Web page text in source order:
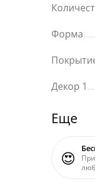
Форма
Декор 1
Еще
😍